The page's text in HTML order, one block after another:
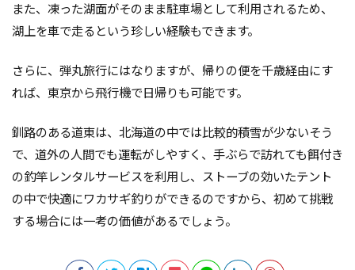
また、凍った湖面がそのまま駐車場として利用されるため、
湖上を車で走るという珍しい経験もできます。
さらに、弾丸旅行にはなりますが、帰りの便を千歳経由にす
れば、東京から飛行機で日帰りも可能です。
釧路のある道東は、北海道の中では比較的積雪が少ないそう
で、道外の人間でも運転がしやすく、手ぶらで訪れても餌付き
の釣竿レンタルサービスを利用し、ストーブの効いたテント
の中で快適にワカサギ釣りができるのですから、初めて挑戦
する場合には一考の価値があるでしょう。